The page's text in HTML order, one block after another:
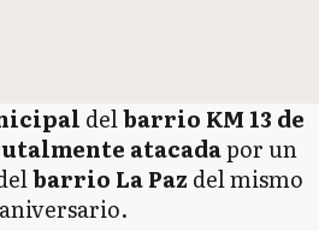
delbarrio KM 13 de
atacadapor un
barrio La Paz del mismo